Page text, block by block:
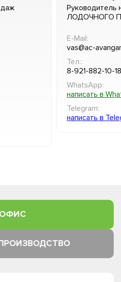
Руководитель
ЛОДОЧНОГО
E-Mail:
vas@ac-
Тел.:
8-921-882-10-18
WhatsApp:
написать в
Telegram:
написать в
ОФИС